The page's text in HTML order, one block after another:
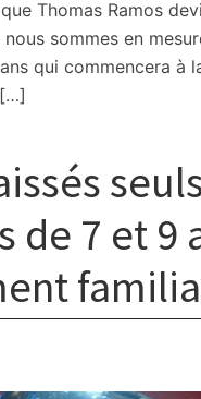
Thomas Ramos
sommes en
qui commencera à
de 7 et 9